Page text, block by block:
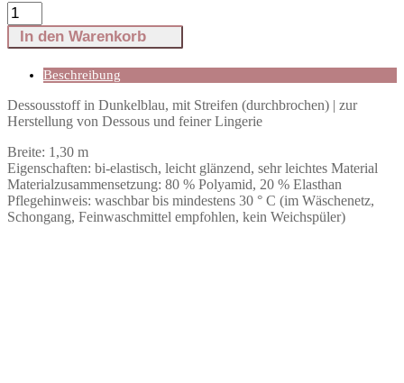
Dessousstoff
in
Dunkelblau
Streifen
In den Warenkorb
Beschreibung
Dessousstoff in Dunkelblau, mit Streifen (durchbrochen) | zur
Herstellung von Dessous und feiner Lingerie
Breite: 1,30 m
Eigenschaften: bi-elastisch, leicht glänzend, sehr leichtes Material
Materialzusammensetzung: 80 % Polyamid, 20 % Elasthan
Pflegehinweis: waschbar bis mindestens 30 ° C (im Wäschenetz,
Schongang, Feinwaschmittel empfohlen, kein Weichspüler)